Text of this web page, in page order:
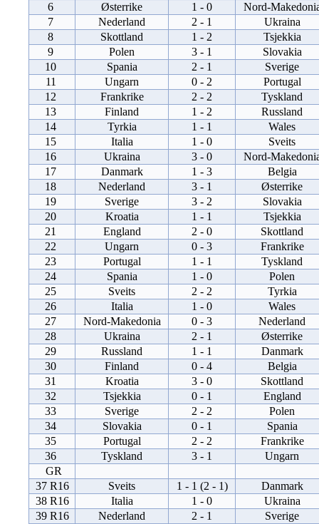
6
Østerrike 1 - 0
Nord-
7
Nederland 2 - 1
Ukraina
8
Skottland 1 - 2
Tsjekkia
9
Polen 3 - 1
Slovakia
10
Spania 2 - 1
Sverige
11
Ungarn 0 - 2
Portugal
12
Frankrike 2 - 2
Tyskland
13
Finland 1 - 2
Russland
14
Tyrkia 1 - 1
Wales
15
Italia 1 - 0
Sveits
16
Ukraina 3 - 0
Nord-
17
Danmark 1 - 3
Belgia
18
Nederland 3 - 1
Østerrike
19
Sverige 3 - 2
Slovakia
20
Kroatia 1 - 1
Tsjekkia
21
England 2 - 0
Skottland
22
Ungarn 0 - 3
Frankrike
23
Portugal 1 - 1
Tyskland
24
Spania 1 - 0
Polen
25
Sveits 2 - 2
Tyrkia
26
Italia 1 - 0
Wales
27
Nord-Makedonia 0 - 3
Nederland
28
Ukraina 2 - 1
Østerrike
29
Russland 1 - 1
Danmark
30
Finland 0 - 4
Belgia
31
Kroatia 3 - 0
Skottland
32
Tsjekkia 0 - 1
England
33
Sverige 2 - 2
Polen
34
Slovakia 0 - 1
Spania
35
Portugal 2 - 2
Frankrike
36
Tyskland 3 - 1
Ungarn
GR
37 R16
Sveits 1 - 1 (2 - 1)
Danmark
38 R16
Italia 1 - 0
Ukraina
39 R16
Nederland 2 - 1
Sverige